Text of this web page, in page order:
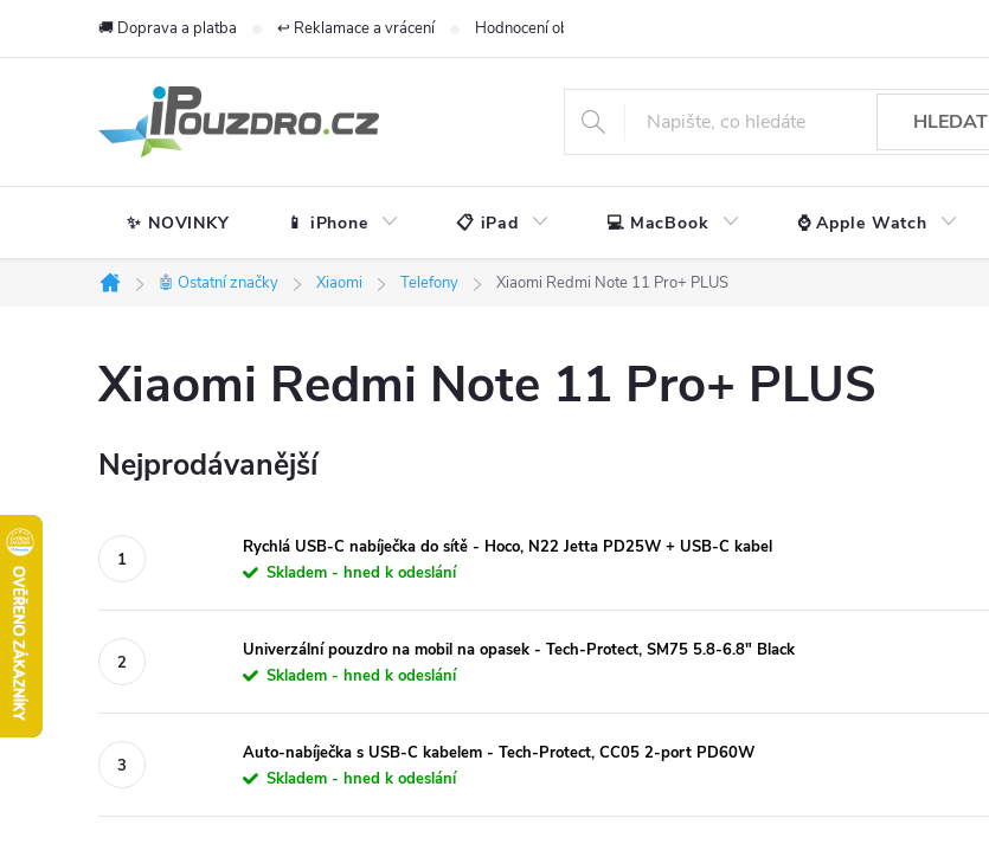
🚚 Doprava a platba ↩️ Reklamace a vrácení Hodnocení obchodu
HLEDAT
✨ NOVINKY 📱 iPhone 📋 iPad 💻 MacBook ⌚ Apple Watch
Domů
🤖 Ostatní značky Xiaomi Telefony Xiaomi Redmi Note 11 Pro+ PLUS
Xiaomi Redmi Note 11 Pro+ PLUS
Nejprodávanější
Rychlá USB-C nabíječka do sítě - Hoco, N22 Jetta PD25W + USB-C kabel
Skladem - hned k odeslání
Univerzální pouzdro na mobil na opasek - Tech-Protect, SM75 5.8-6.8" Black
Skladem - hned k odeslání
Auto-nabíječka s USB-C kabelem - Tech-Protect, CC05 2-port PD60W
Skladem - hned k odeslání